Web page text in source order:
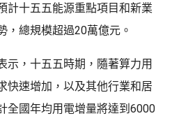
計十五五能源重點項目和新業
，總規模超過20萬億元。
示，十五五時期，隨著算力用
快速增加，以及其他行業和居
全國年均用電增量將達到6000